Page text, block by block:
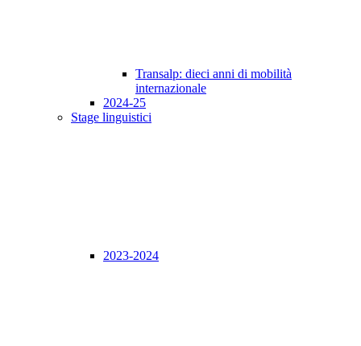
Transalp: dieci anni di mobilità
internazionale
2024-25
Stage linguistici
2023-2024